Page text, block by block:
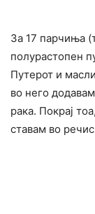
За 17 парчиња
полурастопен
Путерот и
во него
рака. Покрај
ставам во